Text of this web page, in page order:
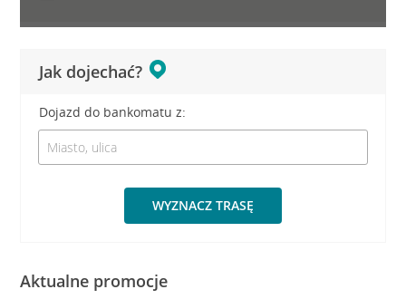
Jak dojechać?
Dojazd do bankomatu z:
WYZNACZ TRASĘ
Aktualne promocje